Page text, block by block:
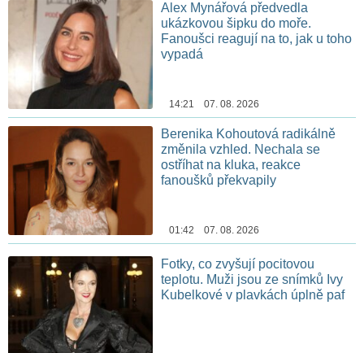
Alex Mynářová předvedla
ukázkovou šipku do moře.
Fanoušci reagují na to, jak u toho
vypadá
14:21 07. 08. 2026
Berenika Kohoutová radikálně
změnila vzhled. Nechala se
ostříhat na kluka, reakce
fanoušků překvapily
01:42 07. 08. 2026
Fotky, co zvyšují pocitovou
teplotu. Muži jsou ze snímků Ivy
Kubelkové v plavkách úplně paf